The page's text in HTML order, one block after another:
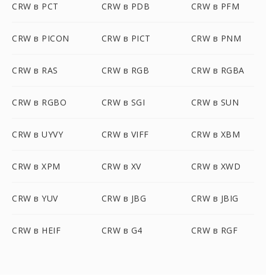
CRW в PCT CRW в PDB CRW в PFM
CRW в PICON CRW в PICT CRW в PNM
CRW в RAS CRW в RGB CRW в RGBA
CRW в RGBO CRW в SGI CRW в SUN
CRW в UYVY CRW в VIFF CRW в XBM
CRW в XPM CRW в XV CRW в XWD
CRW в YUV CRW в JBG CRW в JBIG
CRW в HEIF CRW в G4 CRW в RGF